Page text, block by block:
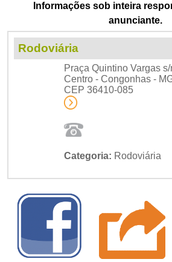
Informações sob inteira
anunciante.
Rodoviária
Praça Quintino Vargas s/
Centro - Congonhas -
CEP 36410-085
Categoria: Rodoviária